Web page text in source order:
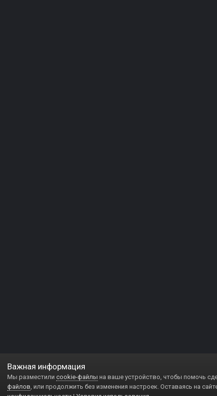
Важная информация
Мы разместили cookie-файлы на ваше устройство, чтобы помочь
файлов, или продолжить без изменения настроек. Оставаясь на